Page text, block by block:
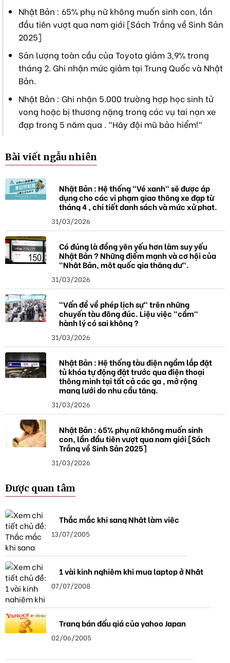
Nhật Bản : 65% phụ nữ không muốn sinh con, lần
đầu tiên vượt qua nam giới [Sách Trắng về Sinh Sản
2025]
Sản lượng toàn cầu của Toyota giảm 3,9% trong
tháng 2. Ghi nhận mức giảm tại Trung Quốc và Nhật
Bản.
Nhật Bản : Ghi nhận 5.000 trường hợp học sinh tử
vong hoặc bị thương nặng trong các vụ tai nạn xe
đạp trong 5 năm qua . "Hãy đội mũ bảo hiểm!"
Bài viết ngẫu nhiên
Nhật Bản : Hệ thống "Vé xanh" sẽ được áp
dụng cho các vi phạm giao thông xe đạp từ
tháng 4 , chi tiết danh sách và mức xử phạt.
31/03/2026
Có đúng là đồng yên yếu hơn làm suy yếu
Nhật Bản ? Những điểm mạnh và cơ hội của
"Nhật Bản, một quốc gia thặng dư".
31/03/2026
"Vấn đề về phép lịch sự" trên những
chuyến tàu đông đúc. Liệu việc "cầm"
hành lý có sai không ?
31/03/2026
Nhật Bản : Hệ thống tàu điện ngầm lắp đặt
tủ khóa tự động đặt trước qua điện thoại
thông minh tại tất cả các ga , mở rộng
mạng lưới do nhu cầu tăng.
31/03/2026
Nhật Bản : 65% phụ nữ không muốn sinh
con, lần đầu tiên vượt qua nam giới [Sách
Trắng về Sinh Sản 2025]
31/03/2026
Được quan tâm
Thắc mắc khi sang Nhật làm việc
13/07/2005
1 vài kinh nghiệm khi mua laptop ở Nhật
07/07/2008
Trang bán đấu giá của yahoo Japan
02/06/2005